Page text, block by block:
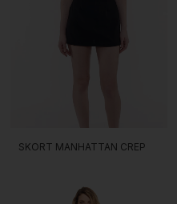
SKORT MANHATTAN CREP